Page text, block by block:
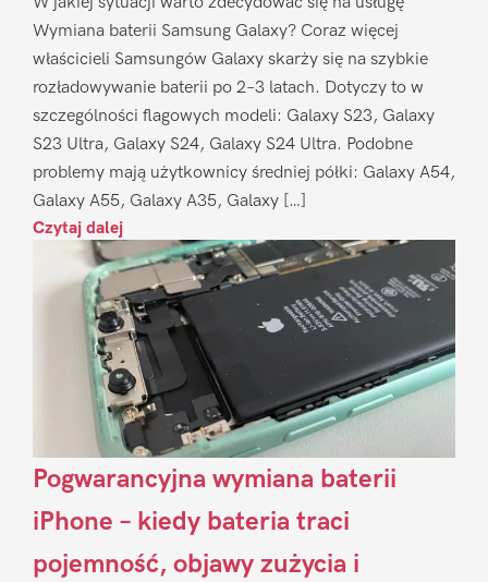
Wymiana baterii Samsung Galaxy? Coraz więcej
właścicieli Samsungów Galaxy skarży się na szybkie
rozładowywanie baterii po 2–3 latach. Dotyczy to w
szczególności flagowych modeli: Galaxy S23, Galaxy
S23 Ultra, Galaxy S24, Galaxy S24 Ultra. Podobne
problemy mają użytkownicy średniej półki: Galaxy A54,
Galaxy A55, Galaxy A35, Galaxy […]
Czytaj dalej
Pogwarancyjna wymiana baterii
iPhone – kiedy bateria traci
pojemność, objawy zużycia i